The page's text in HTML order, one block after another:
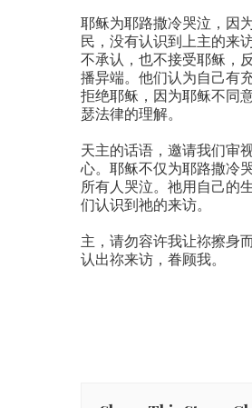
耶稣为耶路撒冷哭泣，因
民，没有认识到上主的来
不承认，也不接受耶稣，
播异端。他们认为自己有
拒绝耶稣，因为耶稣不同
瑟法律的理解。
天主的话语，邀请我们审
心。耶稣不仅为耶路撒冷
所有人哭泣。祂用自己的
们认识到祂的来访。
主，请勿容许我让祢擦身
认出祢来访，眷顾我。